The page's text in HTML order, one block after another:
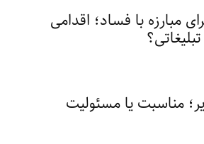
مبارزه با فساد؛ اقدامی
مناسبت یا مسئولیت